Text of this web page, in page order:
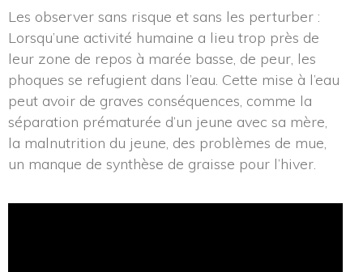
Les observer sans risque et sans les perturber :
Lorsqu’une activité humaine a lieu trop près de
leur zone de repos à marée basse, de peur, les
phoques se refugient dans l’eau. Cette mise à l’eau
peut avoir de graves conséquences, comme la
éparation prématurée d’un jeune avec sa mère,
la malnutrition du jeune, des problèmes de mue,
un manque de synthèse de graisse pour l’hiver.